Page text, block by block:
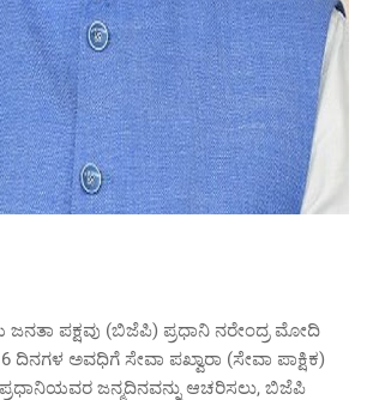
ಪಕ್ಷವು (ಬಿಜೆಪಿ) ಪ್ರಧಾನಿ ನರೇಂದ್ರ ಮೋದಿ
ದಿನಗಳ ಅವಧಿಗೆ ಸೇವಾ ಪಖ್ವಾರಾ (ಸೇವಾ ಪಾಕ್ಷಿಕ)
ಜನ್ಮದಿನವನ್ನು ಆಚರಿಸಲು, ಬಿಜೆಪಿ